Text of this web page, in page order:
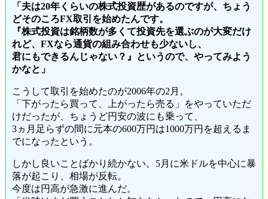
「夫は20年くらいの株式投資歴があるのですが、ちょう
どそのころFX取引を始めたんです。
『株式投資は銘柄数が多くて投資先を選ぶのが大変だけ
れど、FXなら通貨の組み合わせも少ないし、
君にもできるんじゃない？』というので、やってみよう
かなと」
こうして取引を始めたのが2006年の2月。
「下がったら買って、上がったら売る」をやっていただ
けだったが、ちょうど円安の波にも乗って、
3ヵ月足らずの間に元本の600万円は1000万円を超えるま
でになったという。
しかし良いことばかり続かない。5月に米ドルを中心に暴
落が起こり、相場が反転。
今度は円高が急激に進んだ。